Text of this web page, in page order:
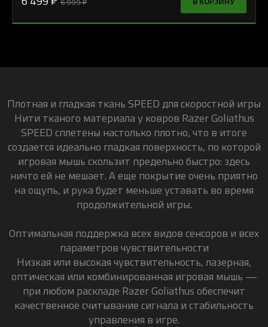
Плотная и гладкая ткань SPEED для скоростной игры
Нити тканого материала у ковров Razer Goliathus
SPEED сплетены настолько плотно, что в итоге
создается идеально гладкая поверхность, по которой
игровая мышь скользит предельно быстро: здесь
ничто ей не мешает. А еще покрытие очень приятно
на ощупь, и рука будет меньше уставать во время
продолжительной игры.
Оптимальная поддержка всех видов сенсоров и всех
параметров чувствительности
Низкая или высокая чувствительность, лазерная,
оптическая или комбинированная игровая мышь —
при любом раскладе Razer Goliathus обеспечит
качественное считывание сигнала и стабильность
управления в игре.